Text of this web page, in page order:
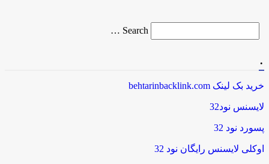
for
Search …
خرید بک لینک behtarinbacklink.com
لایسنس نود32
پسورد نود 32
اوکلی لایسنس رایگان نود 32